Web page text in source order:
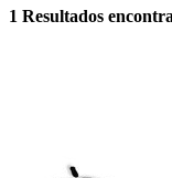
1 Resultados